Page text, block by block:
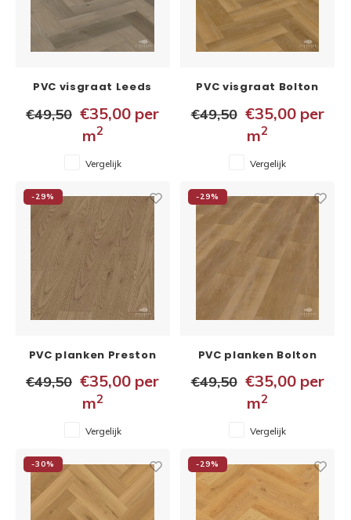
PVC visgraat Leeds
€49,50 €35,00 per
m2
Vergelijk
PVC visgraat Bolton
€49,50 €35,00per
m2
Vergelijk
-29%
PVC planken Preston
€49,50 €35,00 per
m2
Vergelijk
-29%
PVC planken Bolton
€49,50 €35,00per
m2
Vergelijk
-30% -29%